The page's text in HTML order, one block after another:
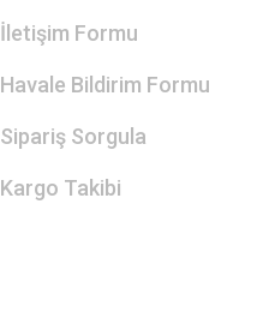
İletişim Formu
Havale Bildirim Formu
Sipariş Sorgula
Kargo Takibi